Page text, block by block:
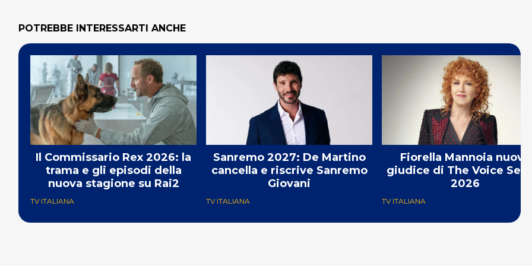
POTREBBE INTERESSARTI ANCHE
Il Commissario Rex 2026: la
trama e gli episodi della
nuova stagione su Rai2
TV ITALIANA
Sanremo 2027: De Martino
cancella e riscrive Sanremo
Giovani
TV ITALIANA
Fiorella Mannoia nuova
giudice di The Voice
2026
TV ITALIANA